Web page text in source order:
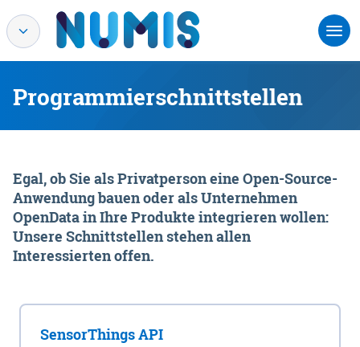
Programmierschnittstellen
Egal, ob Sie als Privatperson eine Open-Source-
Anwendung bauen oder als Unternehmen
OpenData in Ihre Produkte integrieren wollen:
Unsere Schnittstellen stehen allen
Interessierten offen.
SensorThings API